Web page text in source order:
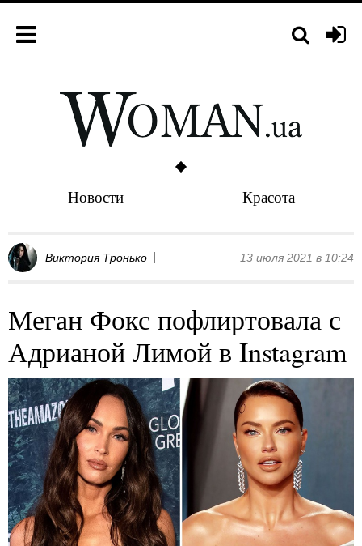
Новости Красота
Виктория Тронько 13 июля 2021 в 10:24
Меган Фокс пофлиртовала с
Адрианой Лимой в Instagram